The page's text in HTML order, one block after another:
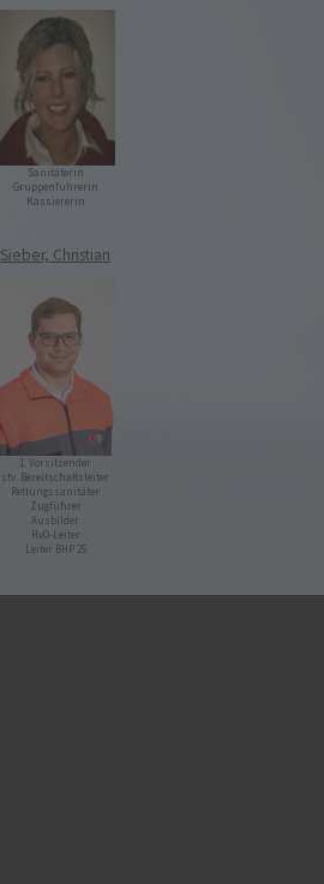
Sanitäterin
Gruppenführerin
Kassiererin
Sieber, Christian
1. Vorsitzender
stv. Bereitschaftsleiter
Rettungssanitäter
Zugführer
Ausbilder
HvO-Leiter
Leiter BHP 25